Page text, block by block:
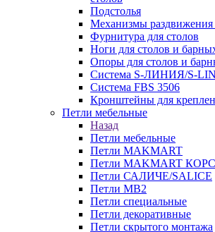
Подстолья
Механизмы раздвижения
Фурнитура для столов
Ноги для столов и
Опоры для столов и
Система S-ЛИНИЯ/S-
Система FBS 3506
Кронштейны для
Петли мебельные
Назад
Петли мебельные
Петли MAKMART
Петли MAKMART
Петли САЛИЧЕ/SALICE
Петли MB2
Петли специальные
Петли декоративные
Петли скрытого монтажа